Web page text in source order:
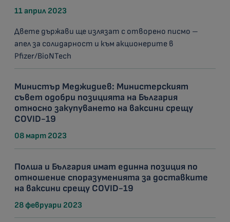
11 април 2023
Двете държави ще излязат с отворено писмо –
апел за солидарност и към акционерите в
Pfizer/BioNTech
Министър Меджидиев: Министерският
съвет одобри позицията на България
относно закупуването на ваксини срещу
COVID-19
08 март 2023
Полша и България имат единна позиция по
отношение споразуменията за доставките
на ваксини срещу COVID-19
28 февруари 2023